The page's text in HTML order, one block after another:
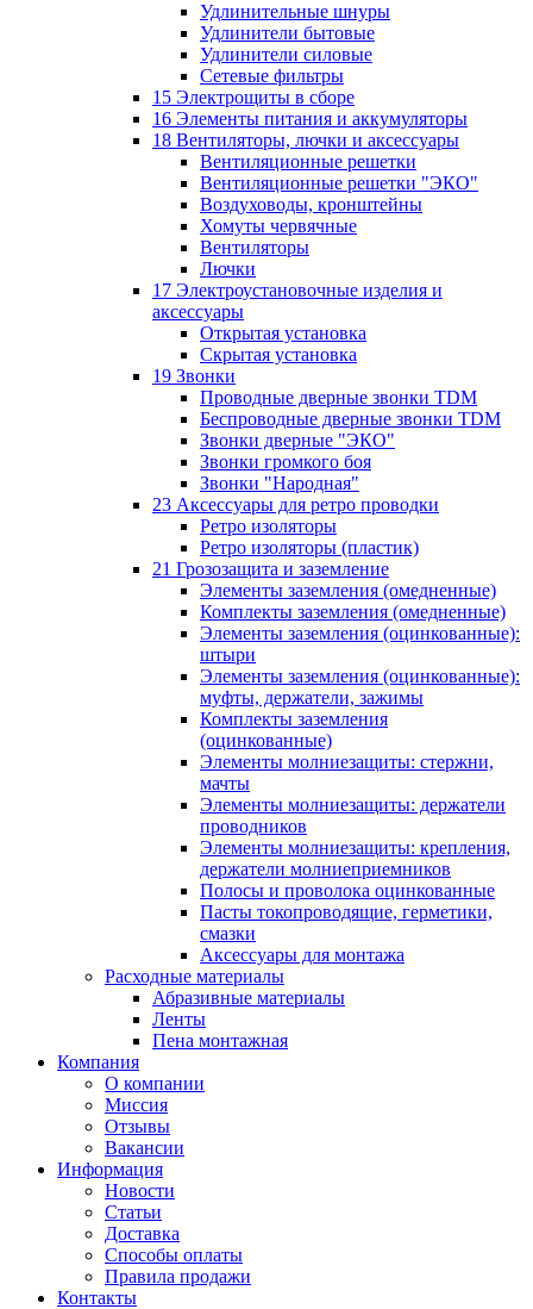
Удлинительные шнуры
Удлинители бытовые
Удлинители силовые
Сетевые фильтры
15 Электрощиты в сборе
16 Элементы питания и аккумуляторы
18 Вентиляторы, лючки и аксессуары
Вентиляционные решетки
Вентиляционные решетки "ЭКО"
Воздуховоды, кронштейны
Хомуты червячные
Вентиляторы
Лючки
17 Электроустановочные изделия и
аксессуары
Открытая установка
Скрытая установка
19 Звонки
Проводные дверные звонки TDM
Беспроводные дверные звонки TDM
Звонки дверные "ЭКО"
Звонки громкого боя
Звонки "Народная"
23 Аксессуары для ретро проводки
Ретро изоляторы
Ретро изоляторы (пластик)
21 Грозозащита и заземление
Элементы заземления (омедненные)
Комплекты заземления (омедненные)
Элементы заземления (оцинкованные):
штыри
Элементы заземления (оцинкованные):
муфты, держатели, зажимы
Комплекты заземления
(оцинкованные)
Элементы молниезащиты: стержни,
мачты
Элементы молниезащиты: держатели
проводников
Элементы молниезащиты: крепления,
держатели молниеприемников
Полосы и проволока оцинкованные
Пасты токопроводящие, герметики,
смазки
Аксессуары для монтажа
Расходные материалы
Абразивные материалы
Ленты
Пена монтажная
Компания
О компании
Миссия
Отзывы
Вакансии
Информация
Новости
Статьи
Доставка
Способы оплаты
Правила продажи
Контакты